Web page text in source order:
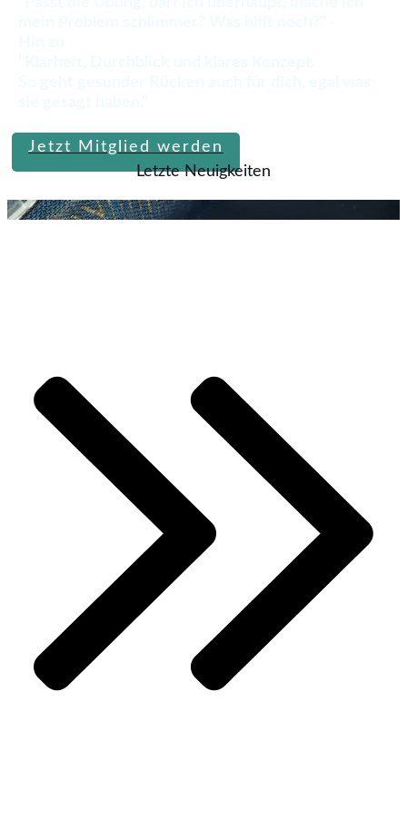
Jetzt Mitglied werden
Letzte Neuigkeiten